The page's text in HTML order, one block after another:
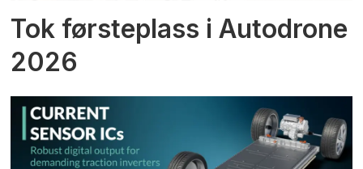
Tok førsteplass i Autodrone
2026